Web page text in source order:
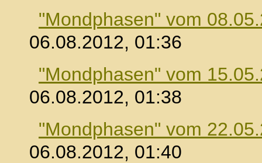
"Mondphasen" vom
06.08.2012, 01:36
"Mondphasen" vom
06.08.2012, 01:38
"Mondphasen" vom
06.08.2012, 01:40